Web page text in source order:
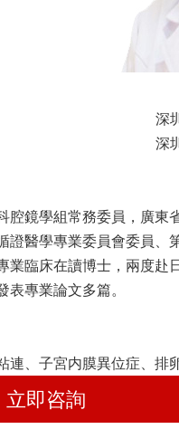
深
深
腔鏡學組常務委員，廣
證醫學專業委員會委員
業臨床在讀博士，兩度
專業論文多篇。
連、子宮内膜異位症、
立即咨詢